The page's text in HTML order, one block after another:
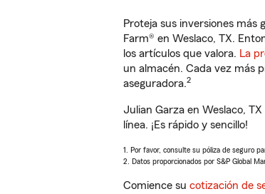
Proteja sus inversiones más
Farm® en Weslaco, TX.
los artículos que valora. La
un almacén. Cada vez más
aseguradora.2
Julian Garza en Weslaco,
línea. ¡Es rápido y sencillo!
1. Por favor, consulte su póliza de seguro
2. Datos proporcionados por S&P Global
Comience su cotización de